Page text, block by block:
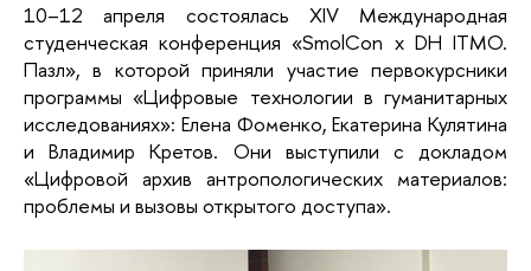
10–12 апреля состоялась XIV Международная
студенческая конференция «SmolCon x DH ITMO.
Пазл», в которой приняли участие первокурсники
программы «Цифровые технологии в гуманитарных
исследованиях»: Елена Фоменко, Екатерина Кулятина
и Владимир Кретов. Они выступили с докладом
«Цифровой архив антропологических материалов:
проблемы и вызовы открытого доступа».